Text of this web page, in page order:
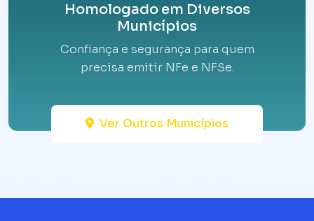
Homologado em Diversos
Municípios
Confiança e segurança para quem
precisa emitir NFe e NFSe.
Ver Outros Municípios